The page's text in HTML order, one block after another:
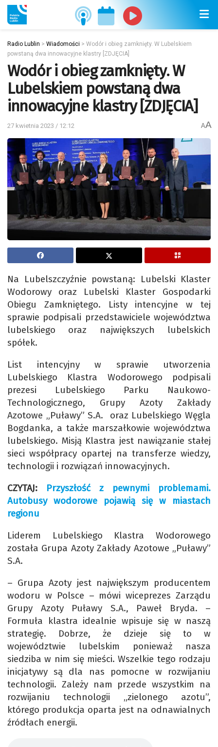
Radio Lublin > Wiadomości > Wodór i obieg zamknięty. W Lubelskiem
powstaną dwa innowacyjne klastry [ZDJĘCIA]
Wodór i obieg zamknięty. W
Lubelskiem powstaną dwa
innowacyjne klastry [ZDJĘCIA]
27 kwietnia 2023 / 12:12 AA
Na Lubelszczyźnie powstaną: Lubelski Klaster
Wodorowy oraz Lubelski Klaster Gospodarki
Obiegu Zamkniętego. Listy intencyjne w tej
sprawie podpisali przedstawiciele województwa
lubelskiego oraz największych lubelskich
spółek.
List intencyjny w sprawie utworzenia
Lubelskiego Klastra Wodorowego podpisali
prezesi Lubelskiego Parku Naukowo-
Technologicznego, Grupy Azoty Zakłady
Azotowe „Puławy” S.A. oraz Lubelskiego Węgla
Bogdanka, a także marszałkowie województwa
lubelskiego. Misją Klastra jest nawiązanie stałej
sieci współpracy opartej na transferze wiedzy,
technologii i rozwiązań innowacyjnych.
CZYTAJ: Przyszłość z pewnymi problemami.
Autobusy wodorowe pojawią się w miastach
regionu
Liderem Lubelskiego Klastra Wodorowego
została Grupa Azoty Zakłady Azotowe „Puławy”
S.A.
– Grupa Azoty jest największym producentem
wodoru w Polsce – mówi wiceprezes Zarządu
Grupy Azoty Puławy S.A., Paweł Bryda. –
Formuła klastra idealnie wpisuje się w naszą
strategię. Dobrze, że dzieje się to w
województwie lubelskim ponieważ nasza
siedziba w nim się mieści. Wszelkie tego rodzaju
inicjatywy są dla nas pomocne w rozwijaniu
technologii. Zależy nam przede wszystkim na
rozwijaniu technologii „zielonego azotu”,
którego produkcja oparta jest na odnawialnych
źródłach energii.